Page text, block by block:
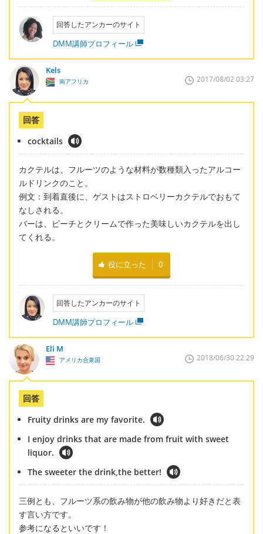
回答したアンカーのサイト
DMM講師プロフィール
Kels
南アフリカ 2017/08/02 03:27
回答
cocktails
カクテルは、フルーツのような材料が数種類入ったアルコー
ルドリンクのこと。
例文：到着直後に、ゲストはストロベリーカクテルでおもて
なしされる。
バーは、ピーチとクリームで作った美味しいカクテルを出し
てくれる。
役に立った 0
回答したアンカーのサイト
DMM講師プロフィール
Eli M
アメリカ合衆国 2018/06/30 22:29
回答
Fruity drinks are my favorite.
I enjoy drinks that are made from fruit with sweet
liquor.
The sweeter the drink,the better!
三例とも、フルーツ系の飲み物が他の飲み物より好きだと表
す言い方です。
参考になるといいです！